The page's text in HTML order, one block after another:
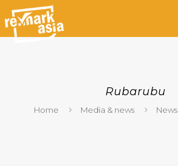
Rubarubu
Home Media & news News